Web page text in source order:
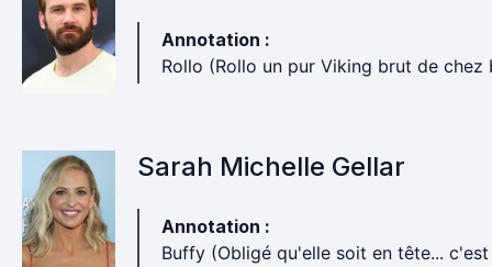
Annotation :
Rollo (Rollo un pur Viking brut de chez
Sarah Michelle Gellar
Annotation :
Buffy (Obligé qu'elle soit en tête...